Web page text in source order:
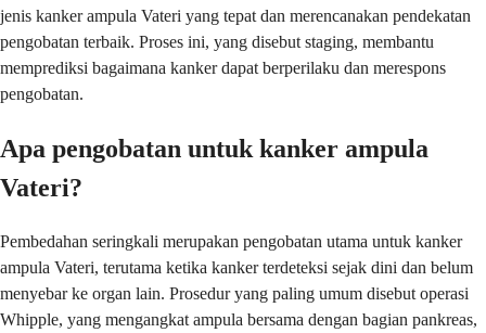
jenis kanker ampula Vateri yang tepat dan merencanakan pendekatan
pengobatan terbaik. Proses ini, yang disebut staging, membantu
memprediksi bagaimana kanker dapat berperilaku dan merespons
pengobatan.
Apa pengobatan untuk kanker ampula
Vateri?
Pembedahan seringkali merupakan pengobatan utama untuk kanker
ampula Vateri, terutama ketika kanker terdeteksi sejak dini dan belum
menyebar ke organ lain. Prosedur yang paling umum disebut operasi
Whipple, yang mengangkat ampula bersama dengan bagian pankreas,